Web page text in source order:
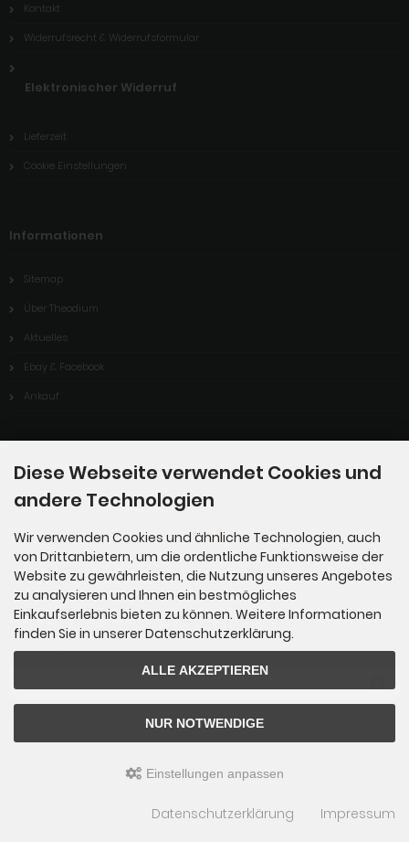
Kontakt
Widerrufsrecht & Widerrufsformular
Elektronischer Widerruf
Lieferzeit
Cookie Einstellungen
Informationen
Sitemap
Über Theodium
Aktuelles
Ebay & Facebook
Ankauf
Zahlungsmethoden
Newsletter-Anmeldung
E-Mail-Adresse:
Theodium Bücher & Musik - Gebrauchte Songbooks & Notenbücher © 2026 | Template ©
ified eCommerce Shopsoftware © 2009-2026
Diese Webseite verwendet Cookies und
andere Technologien
Wir verwenden Cookies und ähnliche Technologien, auch
von Drittanbietern, um die ordentliche Funktionsweise der
Website zu gewährleisten, die Nutzung unseres Angebotes
zu analysieren und Ihnen ein bestmögliches
Einkaufserlebnis bieten zu können. Weitere Informationen
finden Sie in unserer Datenschutzerklärung.
ALLE AKZEPTIEREN
NUR NOTWENDIGE
Einstellungen anpassen
Datenschutzerklärung Impressum